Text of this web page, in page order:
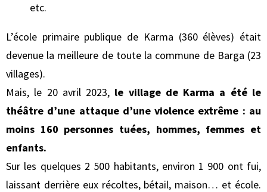
etc.
L’école primaire publique de Karma (360 élèves) était
devenue la meilleure de toute la commune de Barga (23
villages).
Mais, le 20 avril 2023, le village de Karma a été le
théâtre d’une attaque d’une violence extrême : au
moins 160 personnes tuées, hommes, femmes et
enfants.
Sur les quelques 2 500 habitants, environ 1 900 ont fui,
laissant derrière eux récoltes, bétail, maison… et école.